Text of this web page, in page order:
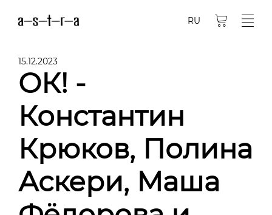
RU
15.12.2023
ОК! -
Константин
Крюков, Полина
Аскери, Маша